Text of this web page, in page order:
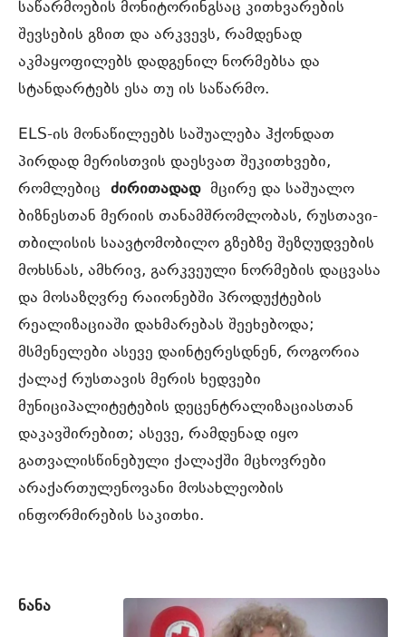
საწარმოების მონიტორინგსაც კითხვარების
შევსების გზით და არკვევს, რამდენად
აკმაყოფილებს დადგენილ ნორმებსა და
სტანდარტებს ესა თუ ის საწარმო.
ELS-ის მონაწილეებს საშუალება ჰქონდათ
პირდად მერისთვის დაესვათ შეკითხვები,
რომლებიც ძირითადადმცირე და საშუალო
ბიზნესთან მერიის თანამშრომლობას, რუსთავი-
თბილისის საავტომობილო გზებზე შეზღუდვების
მოხსნას, ამხრივ, გარკვეული ნორმების დაცვასა
და მოსაზღვრე რაიონებში პროდუქტების
რეალიზაციაში დახმარებას შეეხებოდა;
მსმენელები ასევე დაინტერესდნენ, როგორია
ქალაქ რუსთავის მერის ხედვები
მუნიციპალიტეტების დეცენტრალიზაციასთან
დაკავშირებით; ასევე, რამდენად იყო
გათვალისწინებული ქალაქში მცხოვრები
არაქართულენოვანი მოსახლეობის
ინფორმირების საკითხი.
ნანა